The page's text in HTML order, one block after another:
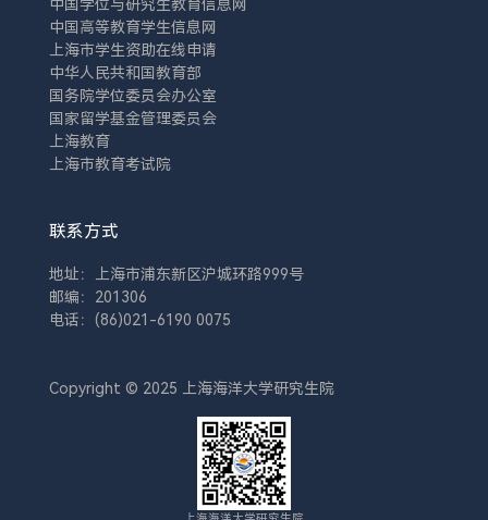
中国学位与研究生教育信息网
中国高等教育学生信息网
上海市学生资助在线申请
中华人民共和国教育部
国务院学位委员会办公室
国家留学基金管理委员会
上海教育
上海市教育考试院
联系方式
地址：上海市浦东新区沪城环路999号
邮编：201306
电话：(86)021-6190 0075
Copyright © 2025 上海海洋大学研究生院